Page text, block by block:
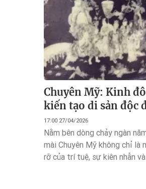
Chuyên Mỹ: Kinh
kiến tạo di sản độc
17:00 27/04/2026
Nằm bên dòng chảy ngàn
mài Chuyên Mỹ không chỉ là
rỡ của trí tuệ, sự kiên nhẫn